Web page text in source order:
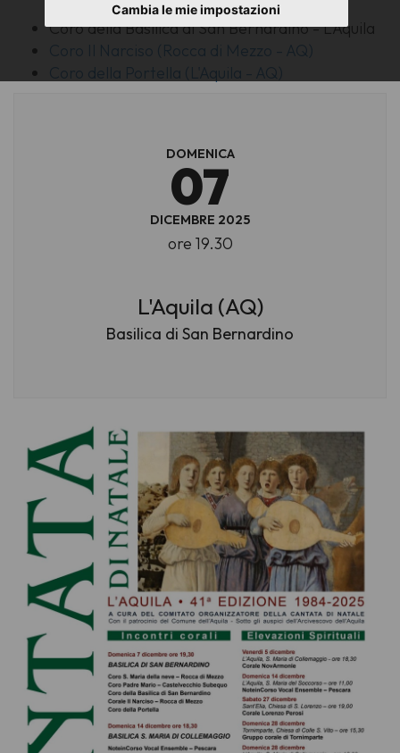
Cambia le mie impostazioni
Coro della Basilica di San Bernardino - L'Aquila
Coro Il Narciso (Rocca di Mezzo - AQ)
Coro della Portella (L'Aquila - AQ)
DOMENICA
07
DICEMBRE 2025
ore 19.30
L'Aquila (AQ)
Basilica di San Bernardino